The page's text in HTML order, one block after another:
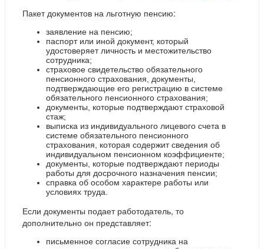
Пакет документов на льготную пенсию:
заявление на пенсию;
паспорт или иной документ, который
удостоверяет личность и местожительство
сотрудника;
страховое свидетельство обязательного
пенсионного страхования, документы,
подтверждающие его регистрацию в системе
обязательного пенсионного страхования;
документы, которые подтверждают страховой
стаж;
выписка из индивидуального лицевого счета в
системе обязательного пенсионного
страхования, которая содержит сведения об
индивидуальном пенсионном коэффициенте;
документы, которые подтверждают периоды
работы для досрочного назначения пенсии;
справка об особом характере работы или
условиях труда.
Если документы подает работодатель, то
дополнительно он представляет:
письменное согласие сотрудника на